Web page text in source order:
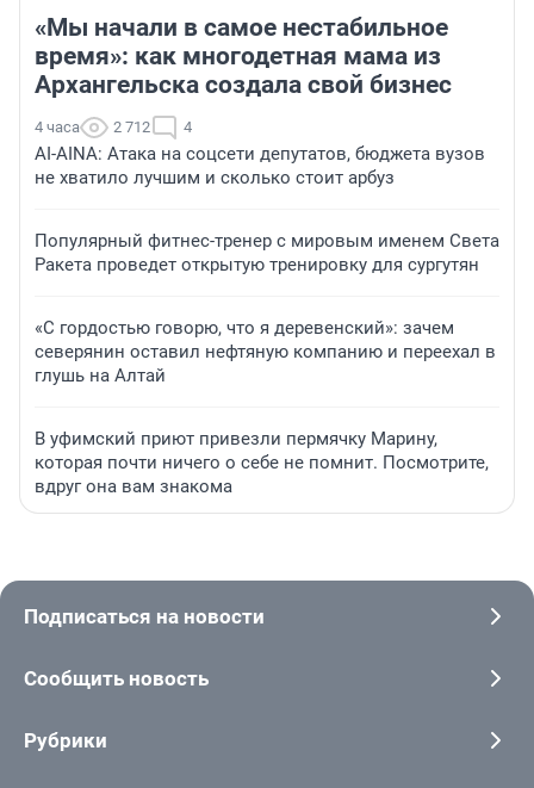
«Мы начали в самое нестабильное
время»: как многодетная мама из
Архангельска создала свой бизнес
4 часа 2 712 4
AI-AINA: Атака на соцсети депутатов, бюджета вузов
не хватило лучшим и сколько стоит арбуз
Популярный фитнес-тренер с мировым именем Света
Ракета проведет открытую тренировку для сургутян
«С гордостью говорю, что я деревенский»: зачем
северянин оставил нефтяную компанию и переехал в
глушь на Алтай
В уфимский приют привезли пермячку Марину,
которая почти ничего о себе не помнит. Посмотрите,
вдруг она вам знакома
Подписаться на новости
Сообщить новость
Рубрики